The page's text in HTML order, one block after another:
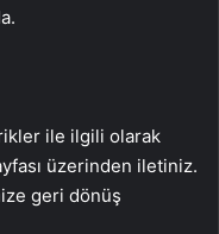
ile ilgili olarak
üzerinden iletiniz.
geri dönüş